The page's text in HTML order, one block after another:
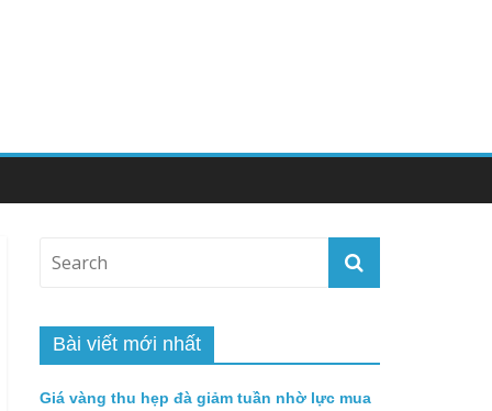
Bài viết mới nhất
Giá vàng thu hẹp đà giảm tuần nhờ lực mua